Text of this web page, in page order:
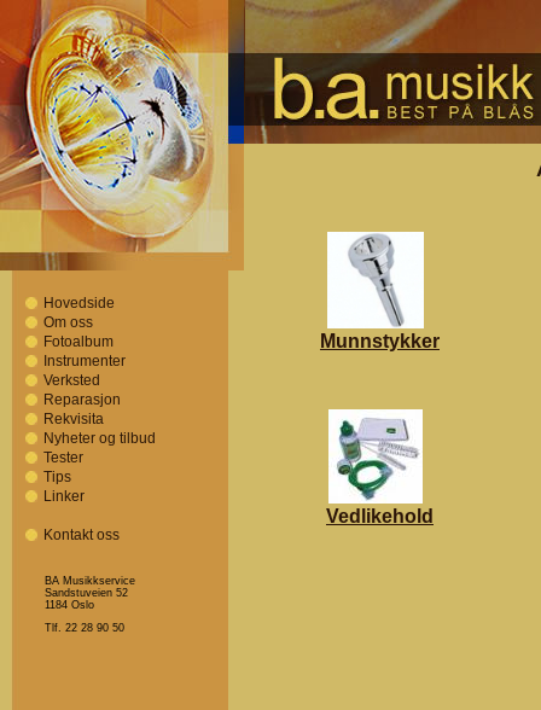
Hovedside
Om oss
Fotoalbum
Instrumenter
Verksted
Reparasjon
Rekvisita
Nyheter og tilbud
Tester
Tips
Linker
Kontakt oss
BA Musikkservice
Sandstuveien 52
1184 Oslo
Tlf. 22 28 90 50
Munnstykker
Vedlikehold